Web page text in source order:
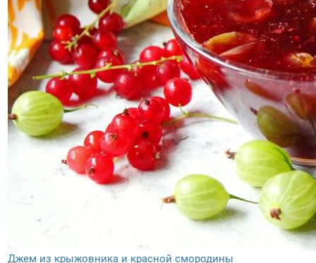
Джем из крыжовника и красной смородины